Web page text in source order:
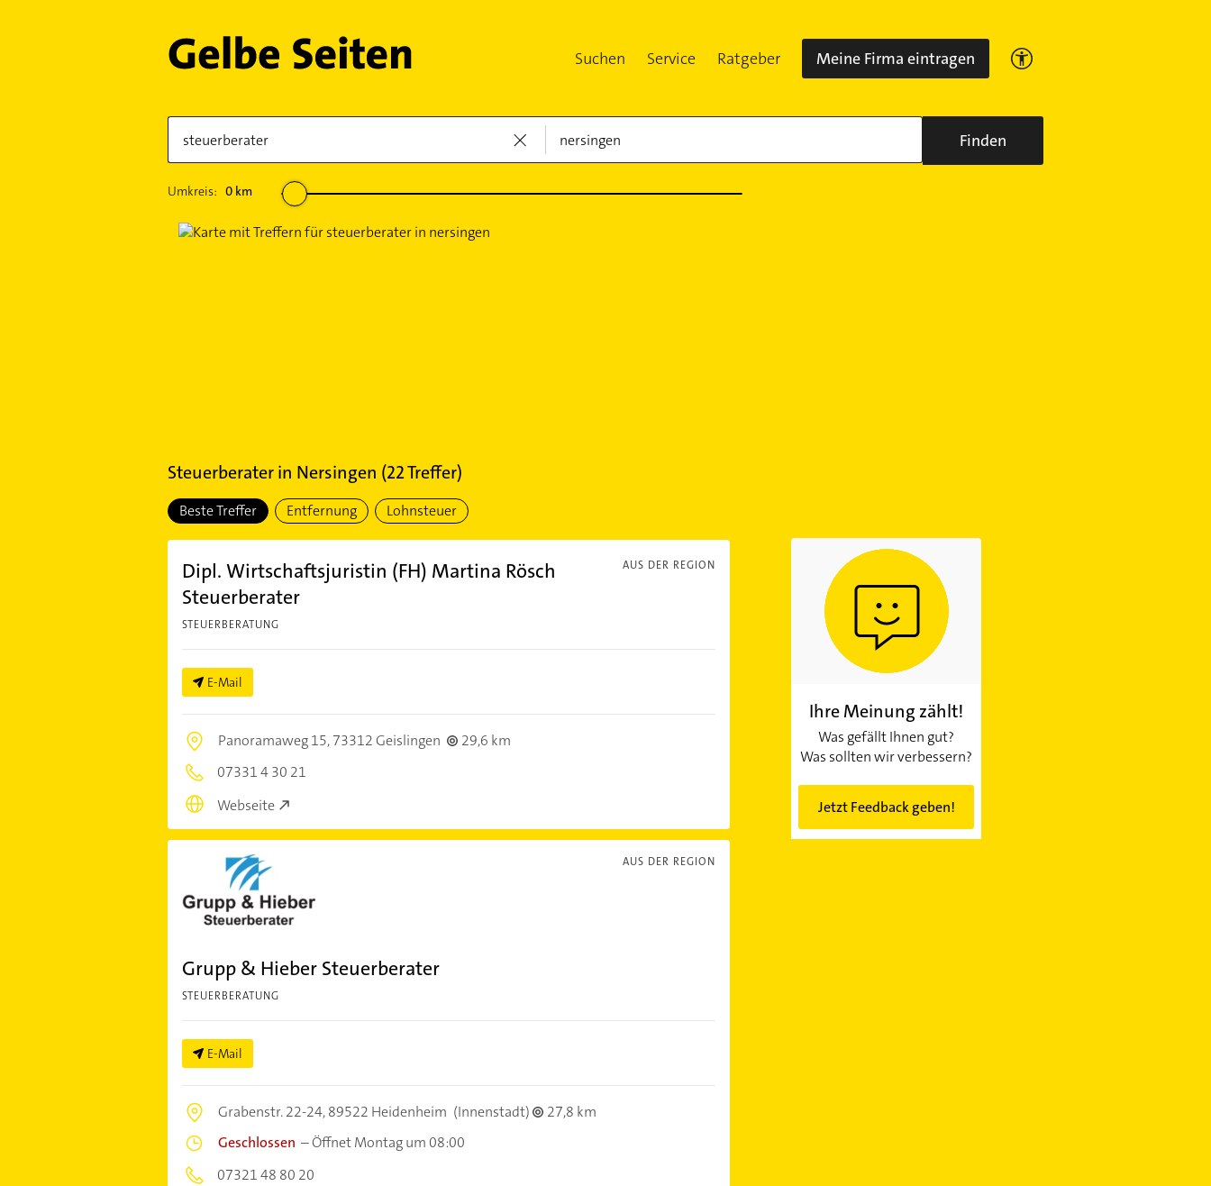
Suchen Service Ratgeber Meine Firma eintragen
Finden
Umkreis: 0km
Steuerberaterin Nersingen (22Treffer)
Beste Treffer Entfernung Lohnsteuer
AUS DER REGION
Dipl. Wirtschaftsjuristin (FH) Martina Rösch
Steuerberater
STEUERBERATUNG
E-Mail
Panoramaweg 15,73312 Geislingen
29,6 km
07331 4 30 21
Webseite
AUS DER REGION
Grupp & Hieber Steuerberater
STEUERBERATUNG
E-Mail
Grabenstr. 22-24,89522 Heidenheim (Innenstadt)
27,8 km
Geschlossen –Öffnet Montag um 08:00
07321 48 80 20
Ihre Meinung zählt!
Was gefällt Ihnen gut?
Was sollten wir verbessern?
Jetzt Feedback geben!